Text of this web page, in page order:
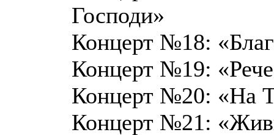
Господи»
Концерт №18:
Концерт №19:
Концерт №20: «На
Концерт №21: